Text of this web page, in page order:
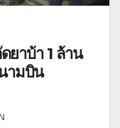
ยาบ้า 1 ล้าน
ามบิน